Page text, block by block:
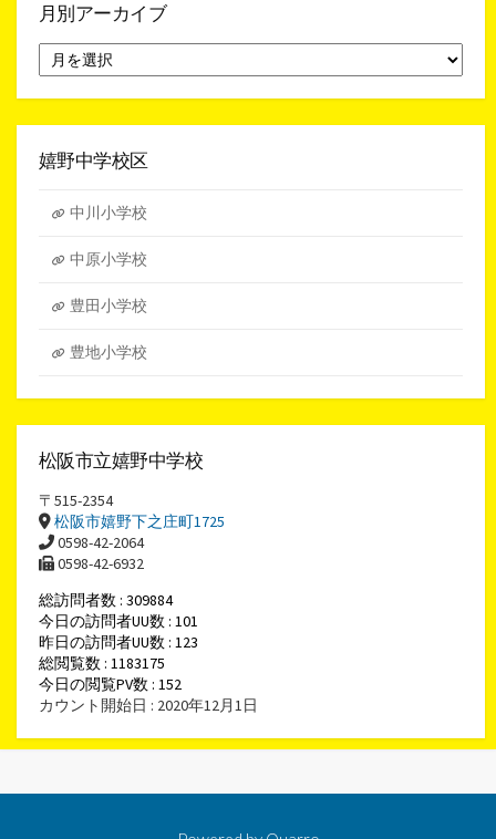
月別アーカイブ
別
ア
イ
嬉野中学校区
中川小学校
中原小学校
豊田小学校
豊地小学校
松阪市立嬉野中学校
〒515-2354
松阪市嬉野下之庄町1725
0598-42-2064
0598-42-6932
総訪問者数 : 309884
今日の訪問者UU数 : 101
昨日の訪問者UU数 : 123
総閲覧数 : 1183175
今日の閲覧PV数 : 152
カウント開始日 : 2020年12月1日